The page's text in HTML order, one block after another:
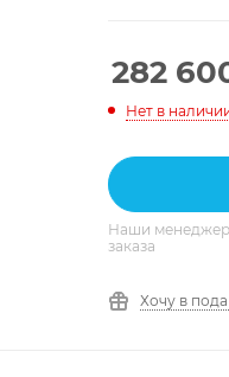
282
Нет в
Наши
заказа
Хочу в